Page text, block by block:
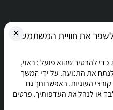
✕ את חוויית המשתמש
להבטיח שהוא פועל כראוי,
את התנועה. על ידי המשך
העוגיות. באפשרותך גם
או לנהל את העדפותיך. פרטים